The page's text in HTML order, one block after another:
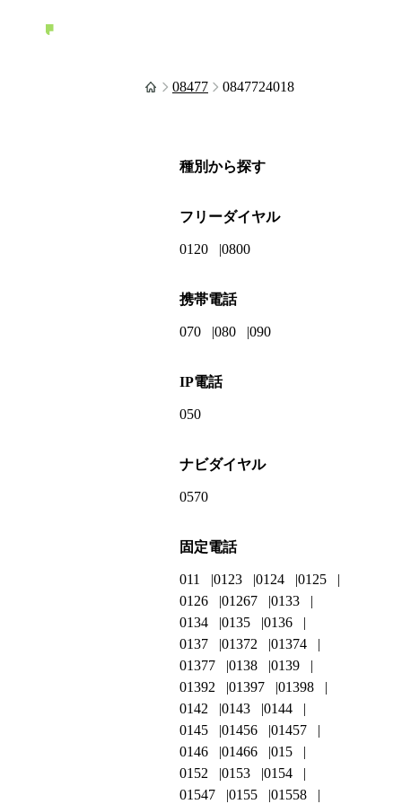
08477 0847724018
種別から探す
フリーダイヤル
0120 0800
携帯電話
070 080 090
IP電話
050
ナビダイヤル
0570
固定電話
011 0123 0124
0125
0126
01267
0133
0134
0135
0136
0137
01372
01374
01377
0138
0139
01392
01397
01398
0142
0143
0144
0145
01456
01457
0146
01466
015
0152
0153
0154
01547
0155 01558